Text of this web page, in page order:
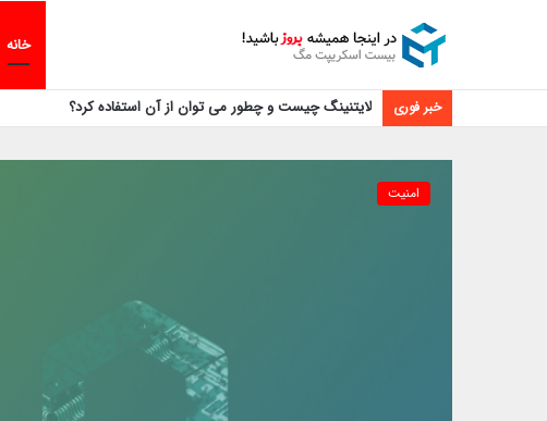
خانه
خبر فوری لایتنینگ چیست و چطور می توان از آن استفاده کرد؟
امنیت